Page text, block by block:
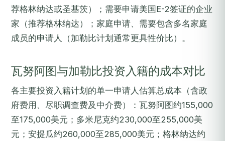
荐格林纳达或圣基茨）；需要申请美国E-2签证的企业
家（推荐格林纳达）；家庭申请、需要包含多名家庭
成员的申请人（加勒比计划通常更具性价比）。
瓦努阿图与加勒比投资入籍的成本对比
各主要投资入籍计划的单一申请人估算总成本（含政
府费用、尽职调查费及中介费）：瓦努阿图约155,000
至175,000美元；多米尼克约230,000至255,000美
元；安提瓜约260,000至285,000美元；格林纳达约